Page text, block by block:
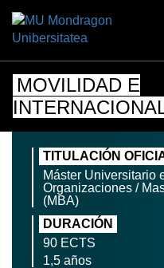
MOVILIDAD E
TITULACIÓN
Máster Universitario
Organizaciones /
(MBA)
DURACIÓN
90 ECTS
1,5 años